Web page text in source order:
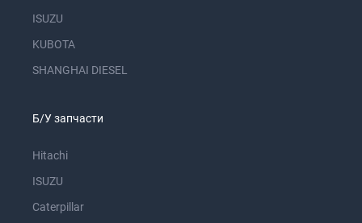
ISUZU
KUBOTA
SHANGHAI DIESEL
Б/У запчасти
Hitachi
ISUZU
Caterpillar